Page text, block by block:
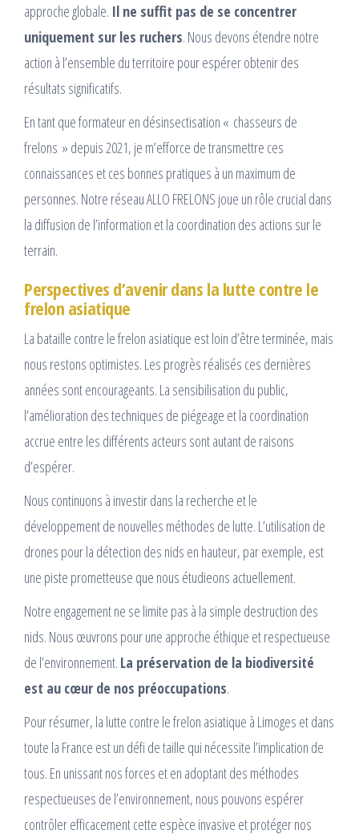
approche globale. Il ne suffit pas de se concentrer
uniquement sur les ruchers. Nous devons étendre notre
action à l’ensemble du territoire pour espérer obtenir des
résultats significatifs.
En tant que formateur en désinsectisation « chasseurs de
frelons » depuis 2021, je m’efforce de transmettre ces
connaissances et ces bonnes pratiques à un maximum de
personnes. Notre réseau ALLO FRELONS joue un rôle crucial dans
la diffusion de l’information et la coordination des actions sur le
terrain.
Perspectives d’avenir dans la lutte contre le
frelon asiatique
La bataille contre le frelon asiatique est loin d’être terminée, mais
nous restons optimistes. Les progrès réalisés ces dernières
années sont encourageants. La sensibilisation du public,
l’amélioration des techniques de piégeage et la coordination
accrue entre les différents acteurs sont autant de raisons
d’espérer.
Nous continuons à investir dans la recherche et le
développement de nouvelles méthodes de lutte. L’utilisation de
drones pour la détection des nids en hauteur, par exemple, est
une piste prometteuse que nous étudieons actuellement.
Notre engagement ne se limite pas à la simple destruction des
nids. Nous œuvrons pour une approche éthique et respectueuse
de l’environnement. La préservation de la biodiversité
est au cœur de nos préoccupations.
Pour résumer, la lutte contre le frelon asiatique à Limoges et dans
toute la France est un défi de taille qui nécessite l’implication de
tous. En unissant nos forces et en adoptant des méthodes
respectueuses de l’environnement, nous pouvons espérer
contrôler efficacement cette espèce invasive et protéger nos